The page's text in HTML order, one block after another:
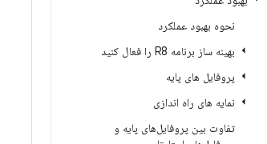
نحوه بهبود عملکرد
بهینه ساز برنامه R8 را فعال کنید
پروفایل های پایه
نمایه های راه اندازی
تفاوت بین پروفایل‌های پایه و